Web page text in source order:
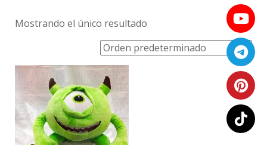
Mostrando el único resultado